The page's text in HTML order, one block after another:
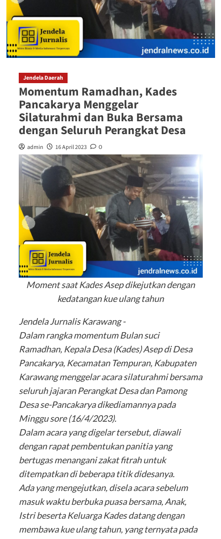
Jendela Daerah
Momentum Ramadhan, Kades
Pancakarya Menggelar
Silaturahmi dan Buka Bersama
dengan Seluruh Perangkat Desa
admin 16 April 2023 0
Moment saat Kades Asep dikejutkan dengan
kedatangan kue ulang tahun
Jendela Jurnalis Karawang -
Dalam rangka momentum Bulan suci
Ramadhan, Kepala Desa (Kades) Asep di Desa
Pancakarya, Kecamatan Tempuran, Kabupaten
Karawang menggelar acara silaturahmi bersama
seluruh jajaran Perangkat Desa dan Pamong
Desa se-Pancakarya dikediamannya pada
Minggu sore (16/4/2023).
Dalam acara yang digelar tersebut, diawali
dengan rapat pembentukan panitia yang
bertugas menangani zakat fitrah untuk
ditempatkan di beberapa titik didesanya.
Ada yang mengejutkan, disela acara sebelum
masuk waktu berbuka puasa bersama, Anak,
Istri beserta Keluarga Kades datang dengan
membawa kue ulang tahun, yang ternyata pada